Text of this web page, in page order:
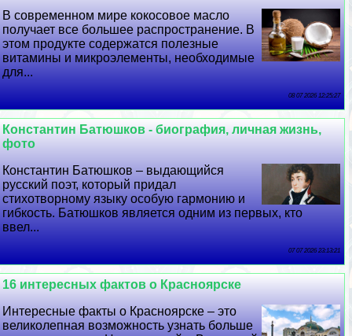
В современном мире кокосовое масло
получает все большее распространение. В
этом продукте содержатся полезные
витамины и микроэлементы, необходимые
для...
08 07 2026 12:25:27
Константин Батюшков - биография, личная жизнь,
фото
Константин Батюшков – выдающийся
русский поэт, который придал
стихотворному языку особую гармонию и
гибкость. Батюшков является одним из первых, кто
ввел...
07 07 2026 23:13:21
16 интересных фактов о Красноярске
Интересные факты о Красноярске – это
великолепная возможность узнать больше